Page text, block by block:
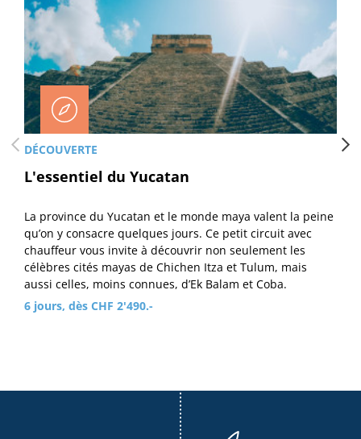
DÉCOUVERTE
L'essentiel du Yucatan
La province du Yucatan et le monde maya valent la peine
qu’on y consacre quelques jours. Ce petit circuit avec
chauffeur vous invite à découvrir non seulement les
célèbres cités mayas de Chichen Itza et Tulum, mais
aussi celles, moins connues, d’Ek Balam et Coba.
6 jours, dès CHF 2'490.-